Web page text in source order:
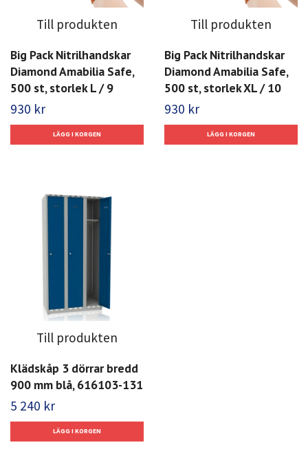
Till produkten
Big Pack Nitrilhandskar
Diamond Amabilia Safe,
500 st, storlek L / 9
930 kr
Till produkten
Big Pack Nitrilhandskar
Diamond Amabilia Safe,
500 st, storlek XL / 10
930 kr
Till produkten
Klädskåp 3 dörrar bredd
900 mm blå, 616103-131
5 240 kr